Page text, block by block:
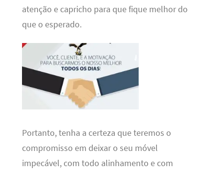
atenção e capricho para que fique melhor do
que o esperado.
Portanto, tenha a certeza que teremos o
compromisso em deixar o seu móvel
impecável, com todo alinhamento e com